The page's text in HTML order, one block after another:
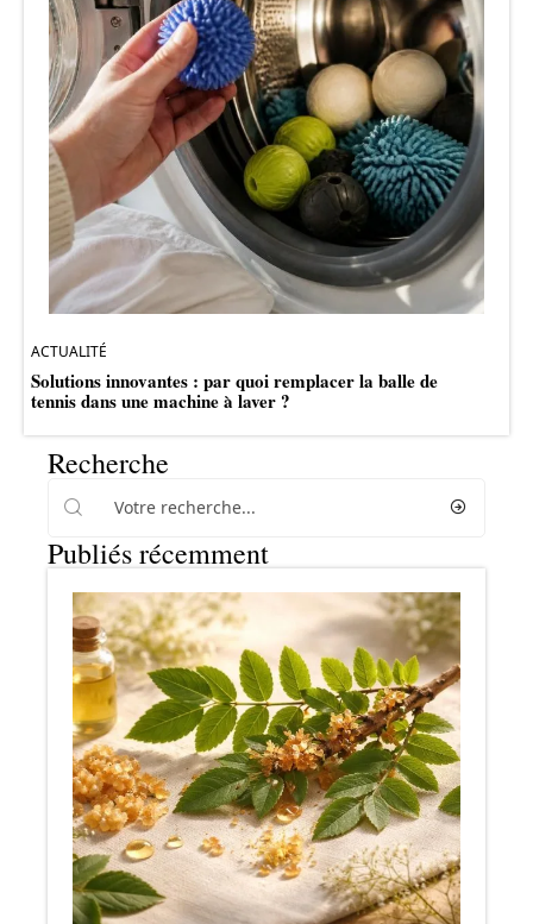
ACTUALITÉ
Solutions innovantes : par quoi remplacer la balle de
tennis dans une machine à laver ?
Recherche
Publiés récemment